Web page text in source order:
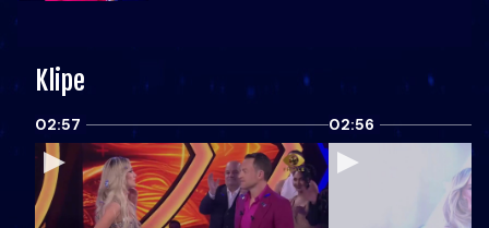
Klipe
02:57 02:56